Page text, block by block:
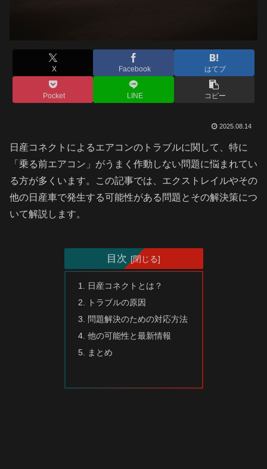
X Facebook はてブ
Pocket LINE コピー
2025.08.14
日産コネクトによるエアコンのトラブルに関して、特に
「乗る前エアコン」がうまく作動しない問題に悩まれてい
る方が多くいます。この記事では、エクストレイルやその
他の日産車で発生する可能性がある問題とその解決策につ
いて解説します。
目次
日産コネクトとは？
トラブルの原因
問題解決のための対応方法
他の可能性と最新情報
まとめ